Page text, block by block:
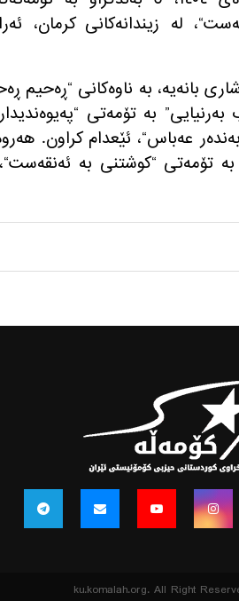
“، له‌ زیندانه‌كانی كرمان،
بانه‌یه‌، به‌ ناوه‌كانی “ڕه‌حیم
” به‌ تۆمه‌تی “
عه‌باس“، ئێعدام كراون.
به‌ تۆمه‌تی “كوشتنی به‌ ئه‌نقه‌ست“